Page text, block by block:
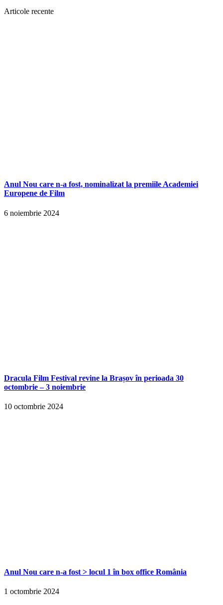
Articole recente
Anul Nou care n-a fost, nominalizat la premiile Academiei
Europene de Film
6 noiembrie 2024
Dracula Film Festival revine la Brașov în perioada 30
octombrie – 3 noiembrie
10 octombrie 2024
Anul Nou care n-a fost > locul 1 în box office România
1 octombrie 2024